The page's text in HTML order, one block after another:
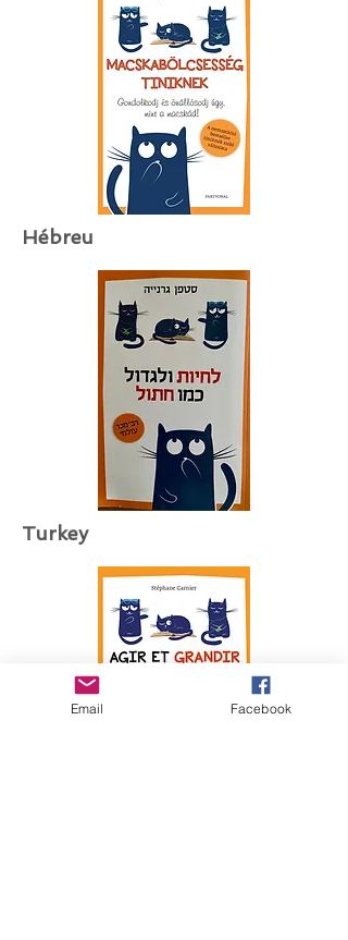
Hébreu
Turkey
Email Facebook